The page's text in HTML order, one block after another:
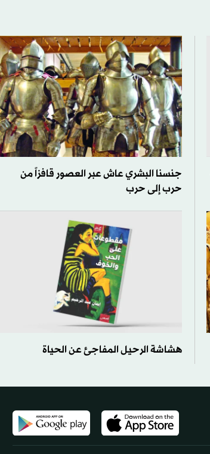
جنسنا البشري عاش عبر العصور قافزاً من
حرب إلى حرب
هشاشة الرحيل المفاجئ عن الحياة